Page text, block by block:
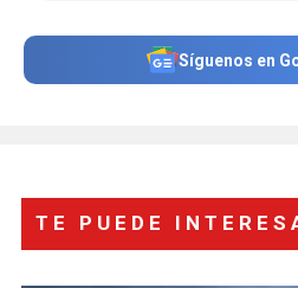
Síguenos en
TE PUEDE